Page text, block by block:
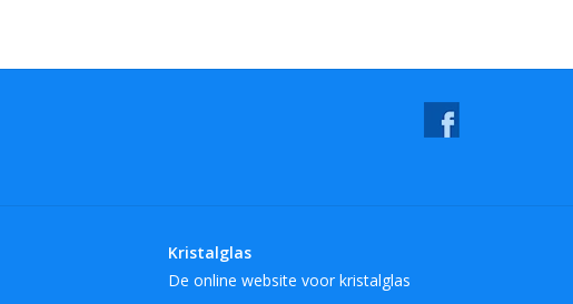
Kristalglas
De online website voor kristalglas